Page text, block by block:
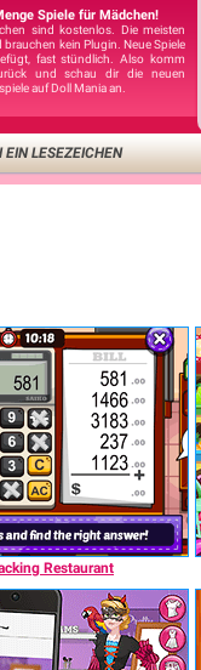
Spiele für Mädchen!
sind kostenlos. Die meisten
kein Plugin. Neue Spiele
fast stündlich. Also komm
und schau dir die neuen
auf Doll Mania an.
EIN LESEZEICHEN
Restaurant